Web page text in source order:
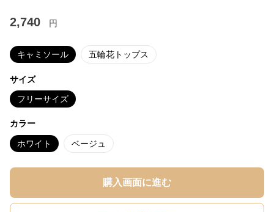
2,740 円
キャミソール 五輪花トップス
サイズ
フリーサイズ
カラー
ホワイト ベージュ
購入画面に進む